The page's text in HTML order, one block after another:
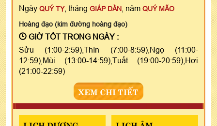
Ngày QUÝ TỴ, tháng GIÁP DẦN , năm QUÝ MÃO
Hoàng đạo (kim đường hoàng đạo)
GIỜ TỐT TRONG NGÀY :
Sửu (1:00-2:59),Thìn (7:00-8:59),Ngọ (11:00-
12:59),Mùi (13:00-14:59),Tuất (19:00-20:59),Hợi
(21:00-22:59)
XEM CHI TIẾT